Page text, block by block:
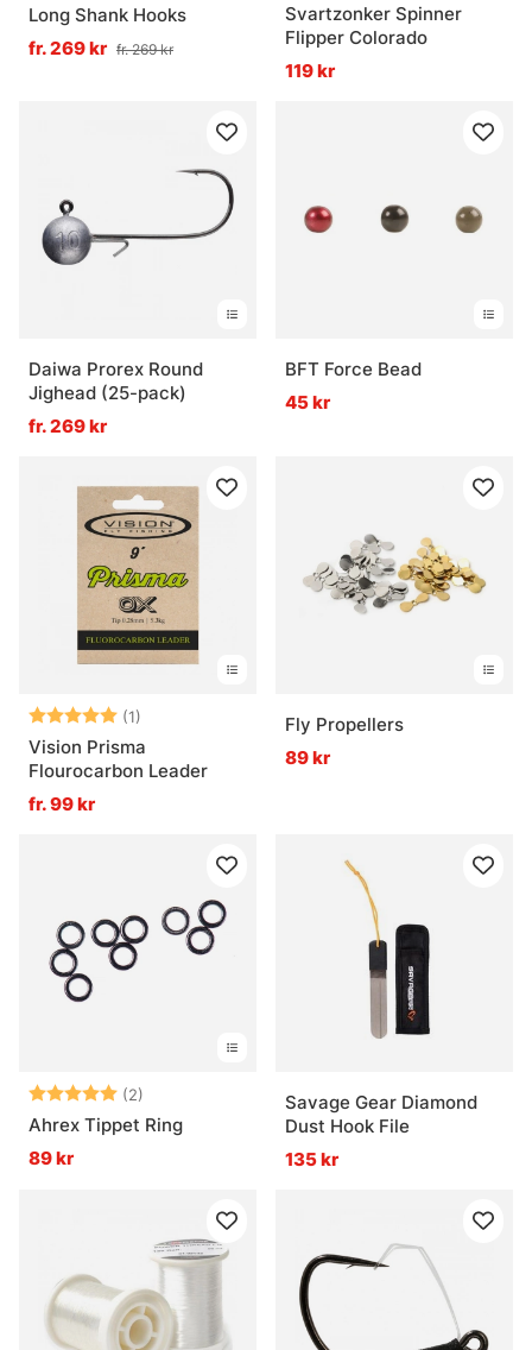
Long Shank Hooks
fr. 269 kr fr. 269 kr
Svartzonker Spinner
Flipper Colorado
119 kr
Daiwa Prorex Round
Jighead (25-pack)
fr. 269 kr
BFT Force Bead
45 kr
Betyg: (1)
5.0 utav 5 stjärnor
Vision Prisma
Flourocarbon Leader
fr. 99 kr
Fly Propellers
89 kr
Betyg: (2)
5.0 utav 5 stjärnor
Ahrex Tippet Ring
89 kr
Savage Gear Diamond
Dust Hook File
135 kr